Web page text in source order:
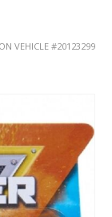
VEHICLE #20123299